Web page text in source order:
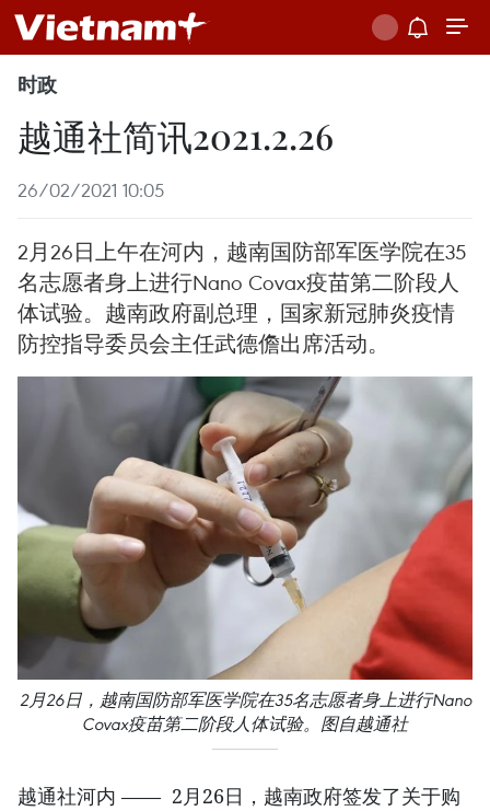
时政
越通社简讯2021.2.26
26/02/2021 10:05
2月26日上午在河内，越南国防部军医学院在35
名志愿者身上进行Nano Covax疫苗第二阶段人
体试验。越南政府副总理，国家新冠肺炎疫情
防控指导委员会主任武德儋出席活动。
2月26日，越南国防部军医学院在35名志愿者身上进行Nano
Covax疫苗第二阶段人体试验。图自越通社
越通社河内 —— 2月26日，越南政府签发了关于购